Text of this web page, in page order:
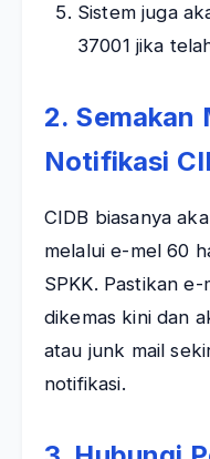
Sistem juga
37001 jika
2. Semakan
Notifikasi
CIDB biasanya
melalui e-mel 60
SPKK. Pastikan
dikemas kini dan
atau junk mail
notifikasi.